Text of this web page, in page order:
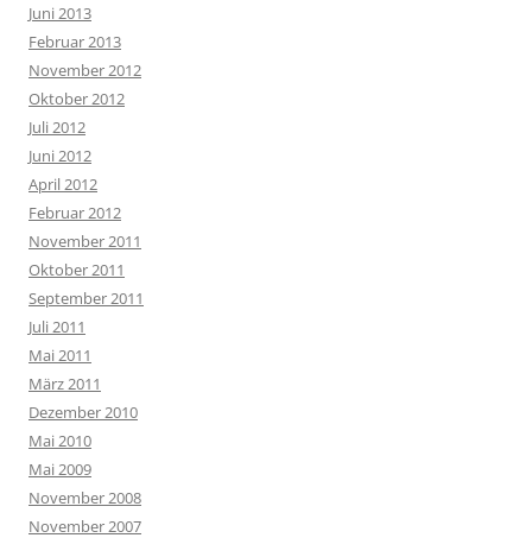
Juni 2013
Februar 2013
November 2012
Oktober 2012
Juli 2012
Juni 2012
April 2012
Februar 2012
November 2011
Oktober 2011
September 2011
Juli 2011
Mai 2011
März 2011
Dezember 2010
Mai 2010
Mai 2009
November 2008
November 2007